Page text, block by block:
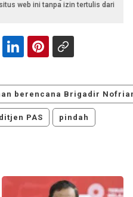
web ini tanpa izin tertulis dari
berencana Brigadir
ditjen PAS pindah